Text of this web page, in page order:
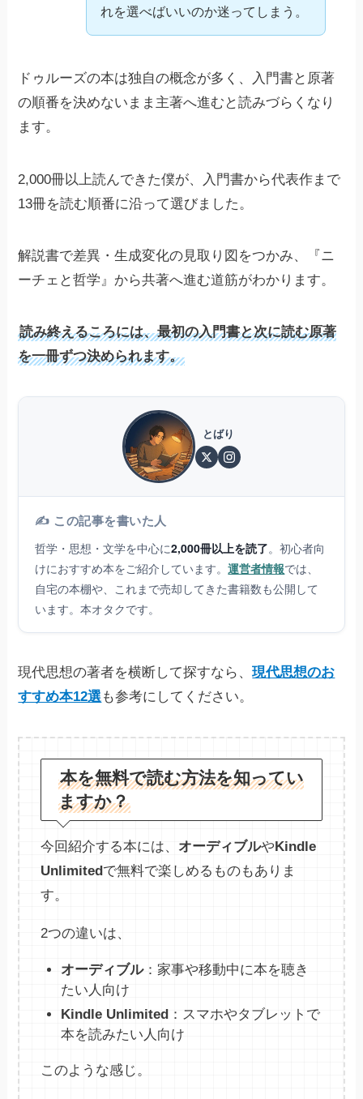
れを選べばいいのか迷ってしまう。
ドゥルーズの本は独自の概念が多く、入門書と原著
の順番を決めないまま主著へ進むと読みづらくなり
ます。
2,000冊以上読んできた僕が、入門書から代表作まで
13冊を読む順番に沿って選びました。
解説書で差異・生成変化の見取り図をつかみ、『ニ
ーチェと哲学』から共著へ進む道筋がわかります。
読み終えるころには、最初の入門書と次に読む原著
を一冊ずつ決められます。
とばり
✍️ この記事を書いた人
哲学・思想・文学を中心に2,000冊以上を読了。初心者向
けにおすすめ本をご紹介しています。運営者情報では、
自宅の本棚や、これまで売却してきた書籍数も公開して
います。本オタクです。
現代思想の著者を横断して探すなら、現代思想のお
すすめ本12選 も参考にしてください。
本を無料で読む方法を知ってい
ますか？
今回紹介する本には、 オーディブルや Kindle
Unlimited で無料で楽しめるものもありま
す。
2つの違いは、
オーディブル：家事や移動中に本を聴き
たい人向け
Kindle Unlimited ：スマホやタブレットで
本を読みたい人向け
このような感じ。